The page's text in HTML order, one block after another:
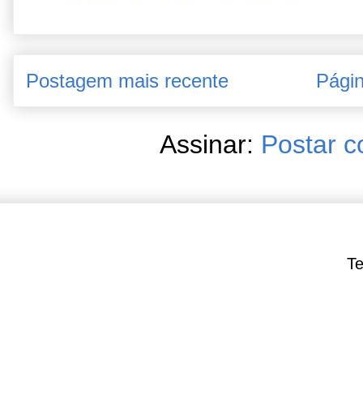
Postagem mais recente
Assinar: Postar